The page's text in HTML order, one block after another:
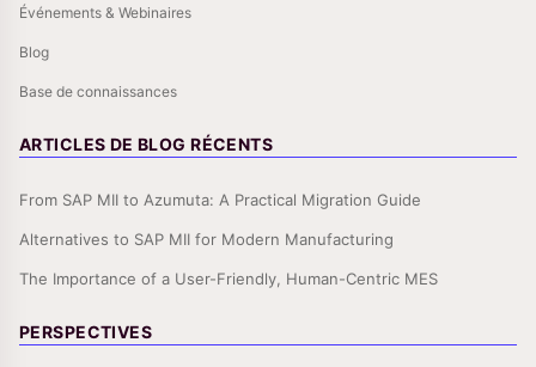
Événements & Webinaires
Blog
Base de connaissances
ARTICLES DE BLOG RÉCENTS
From SAP MII to Azumuta: A Practical Migration Guide
Alternatives to SAP MII for Modern Manufacturing
The Importance of a User-Friendly, Human-Centric MES
PERSPECTIVES